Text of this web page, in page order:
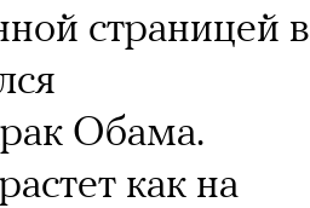
страницей в
Обама.
как на